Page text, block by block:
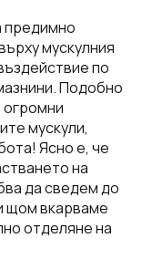
предимно
мускулния
по
Подобно
огромни
мускули,
Ясно е, че
на
да сведем до
щом вкарваме
отделяне на